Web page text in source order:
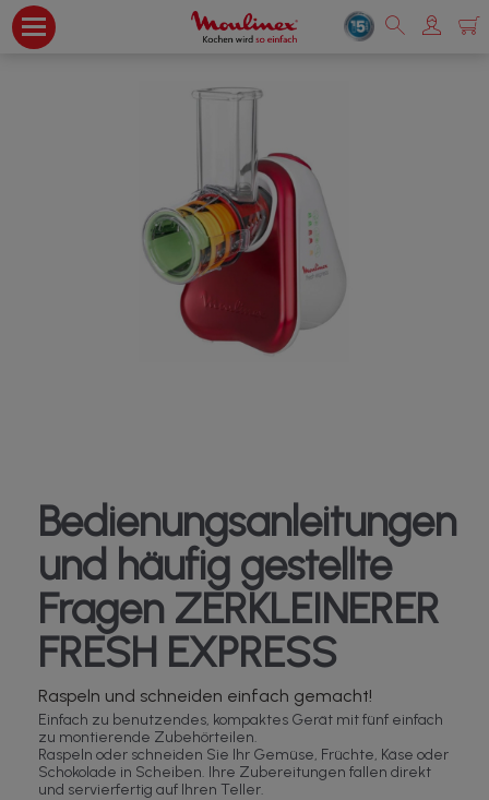
Bedienungsanleitungen
und häufig gestellte
Fragen ZERKLEINERER
FRESH EXPRESS
Raspeln und schneiden einfach gemacht!
Einfach zu benutzendes, kompaktes Gerät mit fünf einfach
zu montierende Zubehörteilen.
Raspeln oder schneiden Sie Ihr Gemüse, Früchte, Käse oder
Schokolade in Scheiben. Ihre Zubereitungen fallen direkt
und servierfertig auf Ihren Teller.